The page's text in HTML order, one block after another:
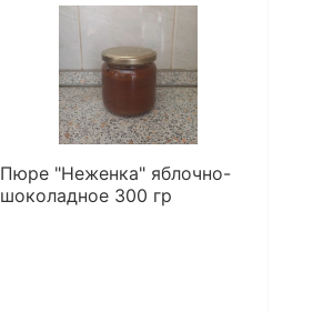
Пюре "Неженка" яблочно-
шоколадное 300 гр